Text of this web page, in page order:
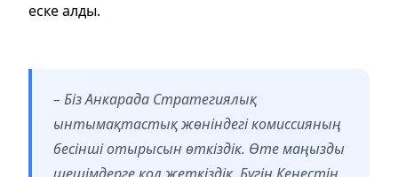
еске алды.
– Біз Анкарада Стратегиялық
ынтымақтастық жөніндегі комиссияның
бесінші отырысын өткіздік. Өте маңызды